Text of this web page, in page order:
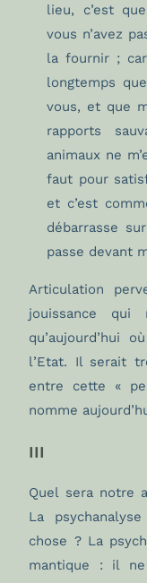
lieu, c’est
vous n’avez
la fournir ;
longtemps
vous, et que
rapports
animaux ne
faut pour
et c’est
débarrasse
passe devant
Articulation
jouissance
qu’aujourd’hui
l’Etat. Il serait
entre cette «
nomme
III
Quel sera notre
La
chose ? La
mantique : il